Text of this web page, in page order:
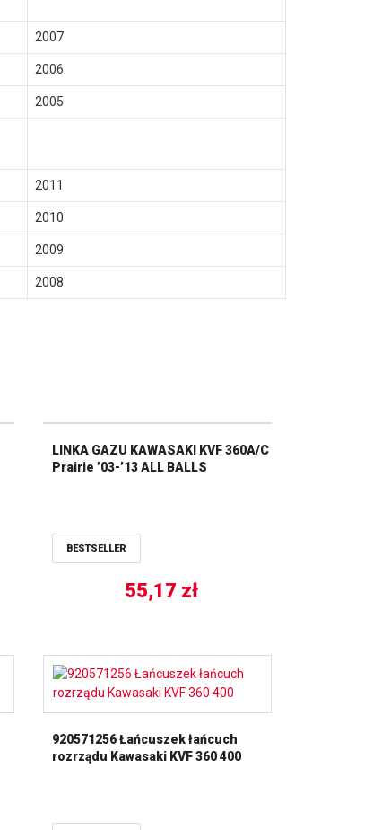
2007
2006
2005
2011
2010
2009
2008
LINKA GAZU KAWASAKI KVF 360A/C
Prairie ’03-’13 ALL BALLS
BESTSELLER
55,17 zł
920571256 Łańcuszek łańcuch
rozrządu Kawasaki KVF 360 400